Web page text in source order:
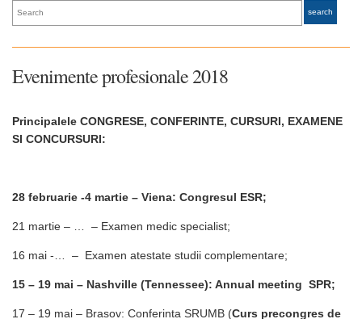
Evenimente profesionale 2018
Principalele CONGRESE, CONFERINTE, CURSURI, EXAMENE
SI CONCURSURI:
28 februarie -4 martie – Viena: Congresul ESR;
21 martie – … – Examen medic specialist;
16 mai -… – Examen atestate studii complementare;
15 – 19 mai – Nashville (Tennessee): Annual meeting SPR;
17 – 19 mai – Brasov: Conferinta SRUMB (Curs precongres de